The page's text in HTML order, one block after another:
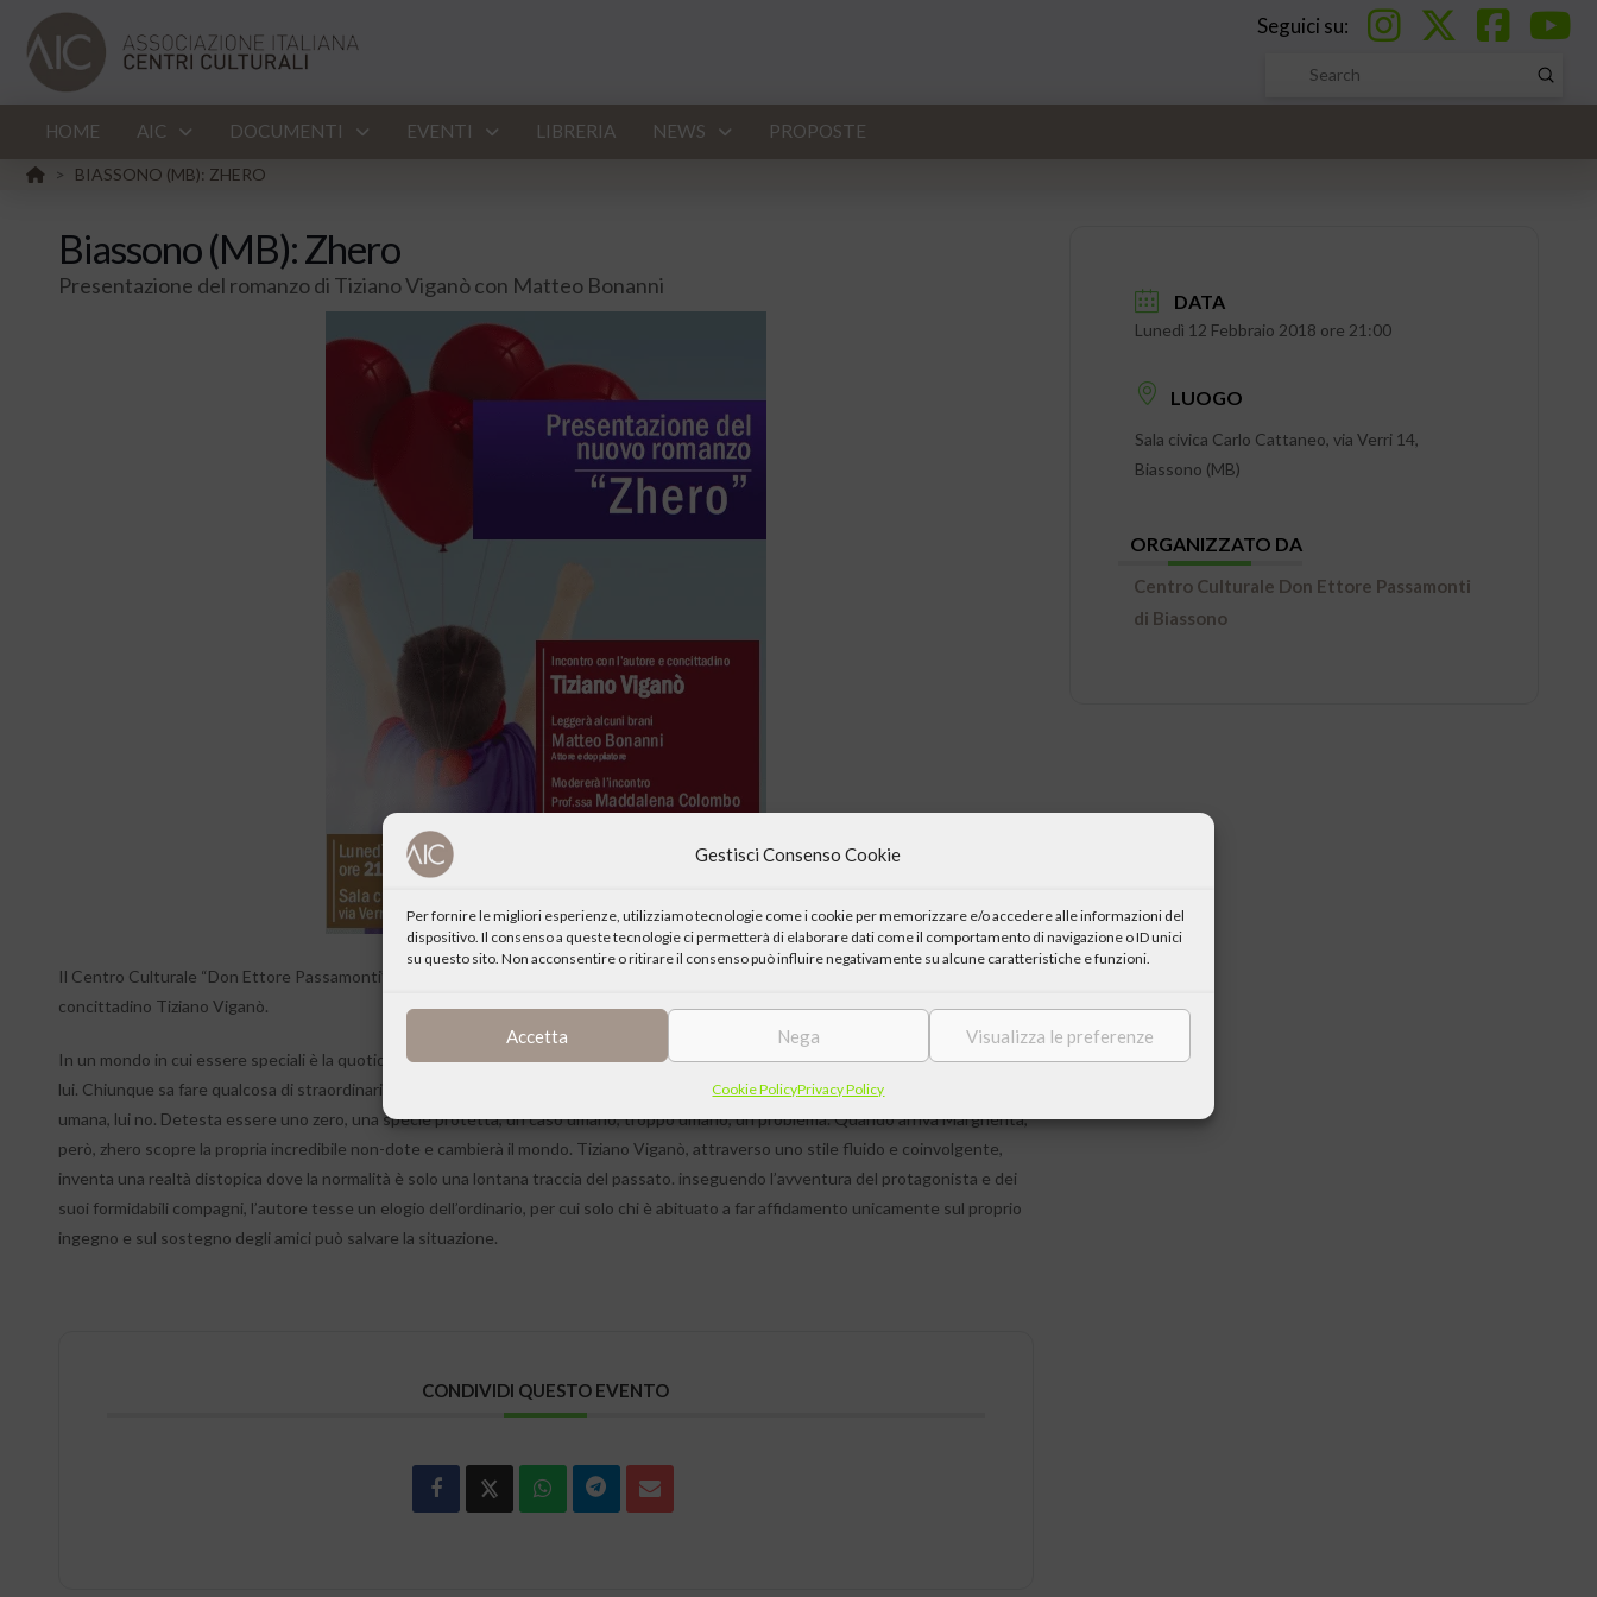
Gestisci Consenso Cookie
Per fornire le migliori esperienze, utilizziamo tecnologie come i cookie per memorizzare e/o accedere alle informazioni del
dispositivo. Il consenso a queste tecnologie ci permetterà di elaborare dati come il comportamento di navigazione o ID unici
su questo sito. Non acconsentire o ritirare il consenso può influire negativamente su alcune caratteristiche e funzioni.
Accetta Nega Visualizza le preferenze
Cookie PolicyPrivacy Policy
Seguici su:
Search
Submit
HOME AIC DOCUMENTI EVENTI LIBRERIA NEWS PROPOSTE
HOME
> BIASSONO (MB): ZHERO
Biassono (MB): Zhero
Presentazione del romanzo di Tiziano Viganò con Matteo Bonanni
Il Centro Culturale “Don Ettore Passamonti” ha organizzato l’incontro di presentazione del romanzo per ragazzi “Zhero” del
concittadino Tiziano Viganò.
In un mondo in cui essere speciali è la quotidianità, zhero si distingue perché è normale. Tutti sulla Terra hanno superpoteri, tranne
lui. Chiunque sa fare qualcosa di straordinario, rendersi invisibile, passare attraverso i muri, liquefarsi, trasformarsi in una torcia
umana, lui no. Detesta essere uno zero, una specie protetta, un caso umano, troppo umano, un problema. Quando arriva Margherita,
però, zhero scopre la propria incredibile non-dote e cambierà il mondo. Tiziano Viganò, attraverso uno stile fluido e coinvolgente,
inventa una realtà distopica dove la normalità è solo una lontana traccia del passato. inseguendo l’avventura del protagonista e dei
suoi formidabili compagni, l’autore tesse un elogio dell’ordinario, per cui solo chi è abituato a far affidamento unicamente sul proprio
ingegno e sul sostegno degli amici può salvare la situazione.
CONDIVIDI QUESTO EVENTO
DATA
Lunedì 12 Febbraio 2018 ore 21:00
LUOGO
Sala civica Carlo Cattaneo, via Verri 14,
Biassono (MB)
ORGANIZZATO DA
Centro Culturale Don Ettore Passamonti
di Biassono